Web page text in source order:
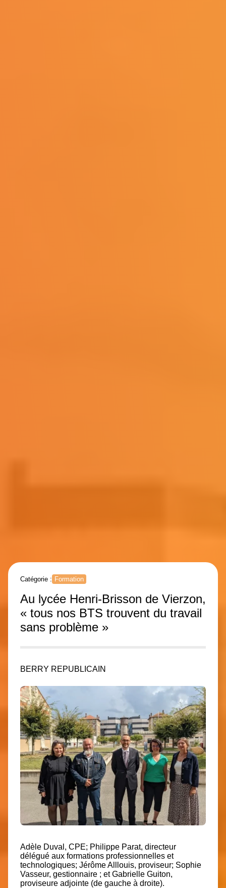
Catégorie : Formation
Au lycée Henri-Brisson de Vierzon,
« tous nos BTS trouvent du travail
sans problème »
BERRY REPUBLICAIN
Adèle Duval, CPE; Philippe Parat, directeur
délégué aux formations professionnelles et
technologiques; Jérôme Alllouis, proviseur; Sophie
Vasseur, gestionnaire ; et Gabrielle Guiton,
proviseure adjointe (de gauche à droite).